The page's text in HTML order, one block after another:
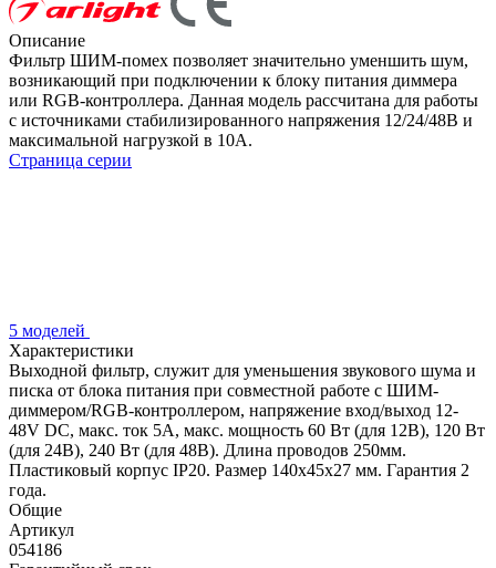
Описание
Фильтр ШИМ-помех позволяет значительно уменшить шум,
возникающий при подключении к блоку питания диммера
или RGB-контроллера. Данная модель рассчитана для работы
с источниками стабилизированного напряжения 12/24/48В и
максимальной нагрузкой в 10А.
Страница серии
5 моделей
Характеристики
Выходной фильтр, служит для уменьшения звукового шума и
писка от блока питания при совместной работе с ШИМ-
диммером/RGB-контроллером, напряжение вход/выход 12-
48V DC, макс. ток 5A, макс. мощность 60 Вт (для 12В), 120 Вт
(для 24В), 240 Вт (для 48В). Длина проводов 250мм.
Пластиковый корпус IP20. Размер 140х45х27 мм. Гарантия 2
года.
Общие
Артикул
054186